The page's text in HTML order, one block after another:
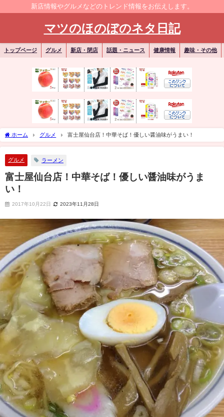
新店情報やグルメなどのトレンド情報をお伝えします。
マツのほのぼのネタ日記
トップページ グルメ 新店・閉店 話題・ニュース 健康情報 趣味・その他
ホーム グルメ 富士屋仙台店！中華そば！優しい醤油味がうまい！
グルメ ラーメン
富士屋仙台店！中華そば！優しい醤油味がうま
い！
2017年10月22日 2023年11月28日